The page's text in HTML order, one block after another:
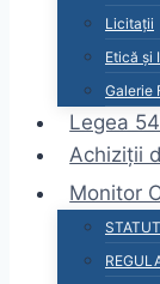
Licitații
Etică și
Galerie
Legea
Achiziții
Monitor